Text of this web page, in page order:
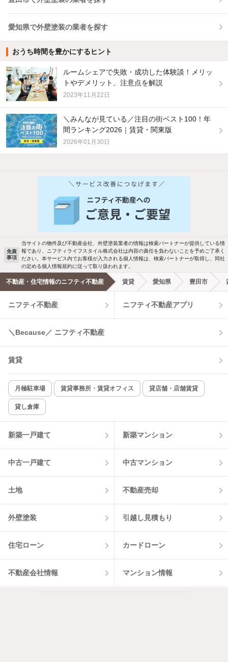
愛知県で外壁塗装の業者を探す
おうち時間を豊かにするヒント
ルームシェアで失敗・成功した体験談！メリッ
トやデメリット、注意点を解説
2023年11月22日
＼みんなが見ている／注目の街ベスト100！年
間ランキング2026｜賃貸・関東版
2026年01月30日
バス・トイレ別 2階以上
洗濯機置場あり 独立洗面台
エアコンあり 都市ガス
温水洗浄便座 オートロック
コンロ2口以上
新着のみ インターネット無料
該当件数:
2件
免責
事項
当サイトの物件及び不動産会社、外壁塗装業者の情報は検索パートナーが提供している情
報であり、ニフティライフスタイル株式会社は内容の責任を負わないことを予めご了承く
ださい。本サービス内でお客様が入力される個人情報は、検索パートナーが取得し、同社
の定める個人情報規約に従って取り扱われます。
不動産・住宅情報のニフティ不動産 賃貸 愛知県 豊田市
ニフティ不動産 ニフティ不動産アプリ
＼Because／ ニフティ不動産
賃貸
月極駐車場 賃貸事務所・賃貸オフィス 貸店舗・店舗賃貸
貸し倉庫
新築一戸建て 新築マンション
中古一戸建て 中古マンション
土地 不動産売却
外壁塗装 引越し見積もり
住宅ローン カードローン
不動産会社情報 マンション情報